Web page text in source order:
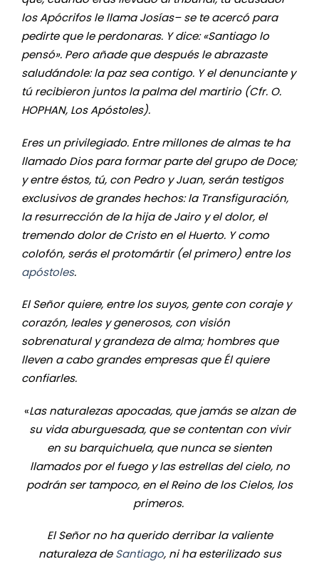
los Apócrifos le llama Josías– se te acercó para
pedirte que le perdonaras. Y dice: «Santiago lo
pensó». Pero añade que después le abrazaste
saludándole: la paz sea contigo. Y el denunciante y
tú recibieron juntos la palma del martirio (Cfr. O.
HOPHAN, Los Apóstoles).
Eres un privilegiado. Entre millones de almas te ha
llamado Dios para formar parte del grupo de Doce;
y entre éstos, tú, con Pedro y Juan, serán testigos
exclusivos de grandes hechos: la Transfiguración,
la resurrección de la hija de Jairo y el dolor, el
tremendo dolor de Cristo en el Huerto. Y como
colofón, serás el protomártir (el primero) entre los
apóstoles.
El Señor quiere, entre los suyos, gente con coraje y
corazón, leales y generosos, con visión
sobrenatural y grandeza de alma; hombres que
lleven a cabo grandes empresas que Él quiere
confiarles.
«Las naturalezas apocadas, que jamás se alzan de
su vida aburguesada, que se contentan con vivir
en su barquichuela, que nunca se sienten
llamados por el fuego y las estrellas del cielo, no
podrán ser tampoco, en el Reino de los Cielos, los
primeros.
El Señor no ha querido derribar la valiente
naturaleza deSantiago, ni ha esterilizado sus